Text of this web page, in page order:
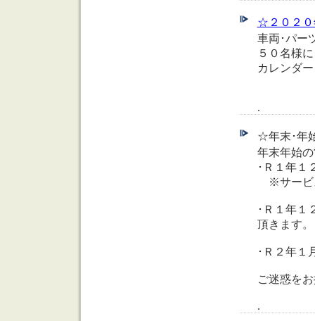
☆２０２０
車両･パー
５０名様
カレンダ
.
☆年末･年
年末年始
･Ｒ１年１
※サービ
･Ｒ１年１
頂きます。
･Ｒ２年１
ご迷惑を
.